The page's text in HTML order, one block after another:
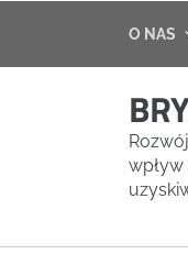
O NAS